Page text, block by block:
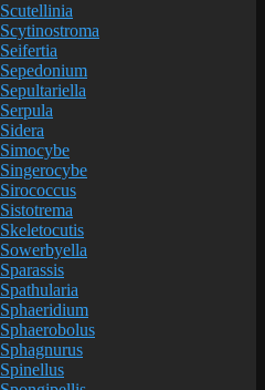
Scutellinia
Scytinostroma
Seifertia
Sepedonium
Sepultariella
Serpula
Sidera
Simocybe
Singerocybe
Sirococcus
Sistotrema
Skeletocutis
Sowerbyella
Sparassis
Spathularia
Sphaeridium
Sphaerobolus
Sphagnurus
Spinellus